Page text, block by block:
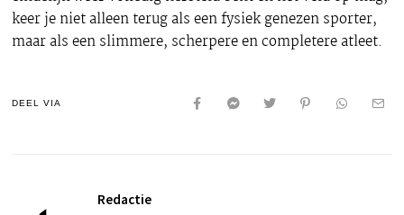
keer je niet alleen terug als een fysiek genezen sporter,
maar als een slimmere, scherpere en completere atleet.
DEEL VIA
Redactie